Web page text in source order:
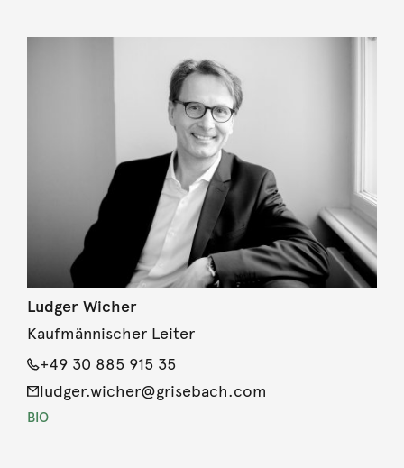
Ludger Wicher
Kaufmännischer Leiter
+49 30 885 915 35
ludger.wicher@grisebach.com
BIO